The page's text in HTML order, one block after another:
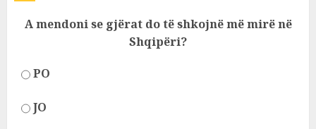
A mendoni se gjërat do të shkojnë më mirë në
Shqipëri?
PO
JO